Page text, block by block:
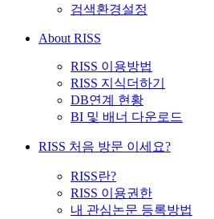
검색환경설정
About RISS
RISS 이용방법
RISS 지식더하기
DB연계 현황
BI 및 배너 다운로드
RISS 처음 방문 이세요?
RISS란?
RISS 이용권한
내 관심논문 등록방법